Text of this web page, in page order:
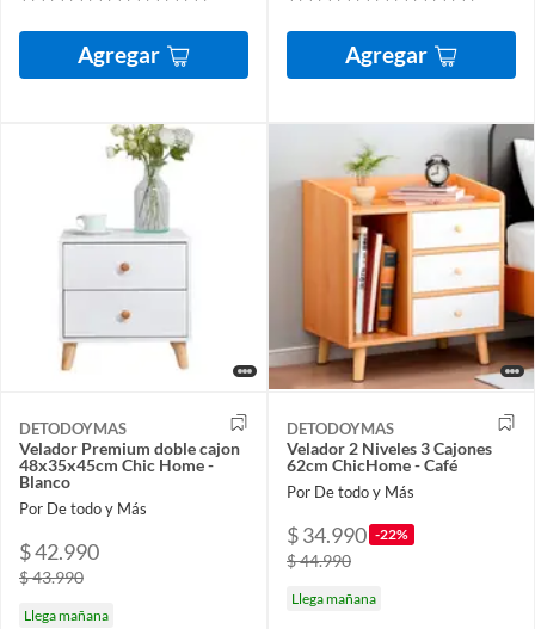
Agregar Agregar
DETODOYMAS
Velador Premium doble cajon
48x35x45cm Chic Home -
Blanco
Por De todo y Más
$ 42.990
$ 43.990
Llega mañana
DETODOYMAS
Velador 2 Niveles 3 Cajones
62cm ChicHome - Café
Por De todo y Más
$ 34.990 -22%
$ 44.990
Llega mañana